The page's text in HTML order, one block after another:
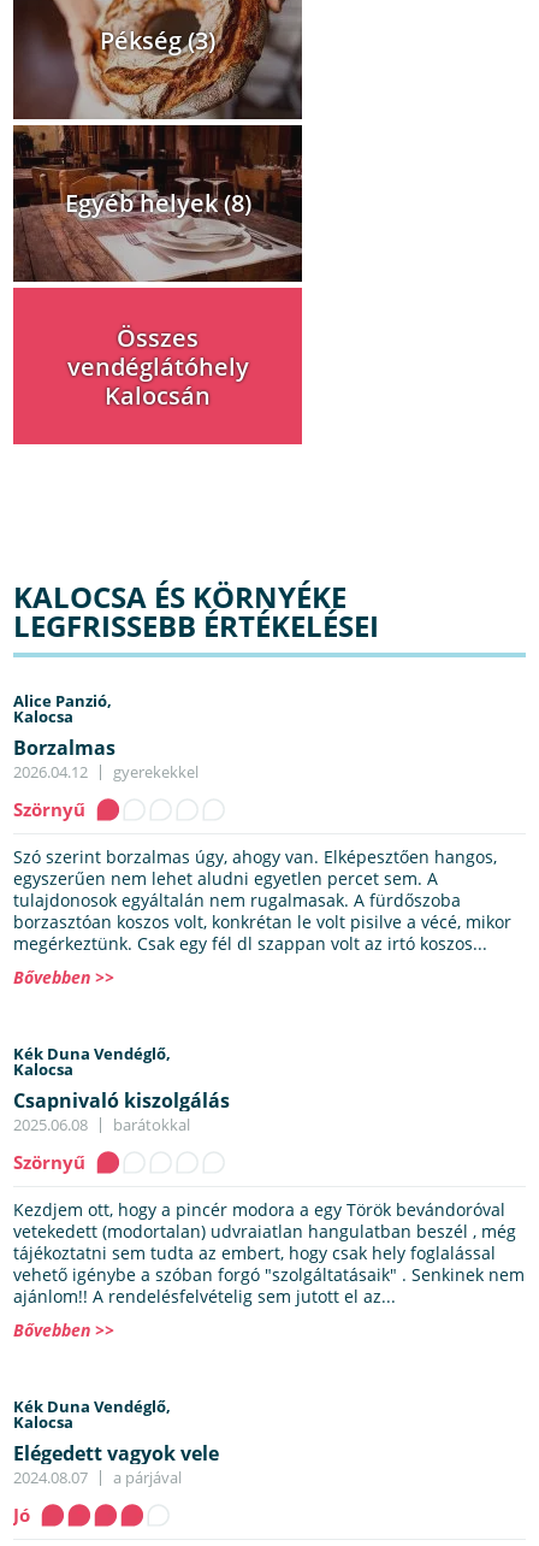
Pékség (3)
Egyéb helyek (8)
Összes
vendéglátóhely
Kalocsán
KALOCSA ÉS KÖRNYÉKE
LEGFRISSEBB ÉRTÉKELÉSEI
Alice Panzió,
Kalocsa
Borzalmas
2026.04.12 gyerekekkel
Szörnyű
Szó szerint borzalmas úgy, ahogy van. Elképesztően hangos,
egyszerűen nem lehet aludni egyetlen percet sem. A
tulajdonosok egyáltalán nem rugalmasak. A fürdőszoba
borzasztóan koszos volt, konkrétan le volt pisilve a vécé, mikor
megérkeztünk. Csak egy fél dl szappan volt az irtó koszos...
Bővebben >>
Kék Duna Vendéglő,
Kalocsa
Csapnivaló kiszolgálás
2025.06.08 barátokkal
Szörnyű
Kezdjem ott, hogy a pincér modora a egy Török bevándoróval
vetekedett (modortalan) udvraiatlan hangulatban beszél , még
tájékoztatni sem tudta az embert, hogy csak hely foglalással
vehető igénybe a szóban forgó "szolgáltatásaik" . Senkinek nem
ajánlom!! A rendelésfelvételig sem jutott el az...
Bővebben >>
Kék Duna Vendéglő,
Kalocsa
Elégedett vagyok vele
2024.08.07 a párjával
Jó